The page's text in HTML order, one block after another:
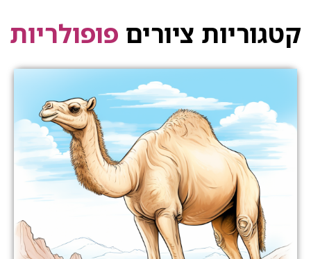
קטגוריות ציורים פופולריות